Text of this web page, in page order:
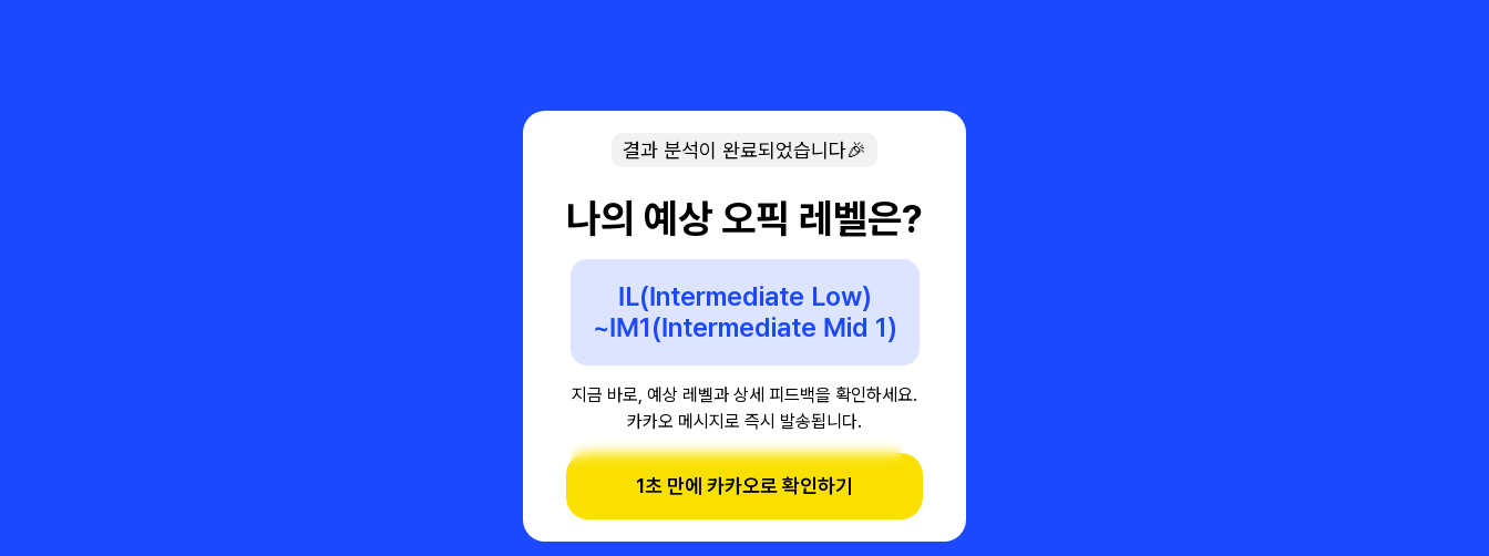
결과 분석이 완료되었습니다🎉
나의 예상 오픽 레벨은?
IL(Intermediate Low)
~IM1(Intermediate Mid 1)
지금 바로, 예상 레벨과 상세 피드백을 확인하세요.
카카오 메시지로 즉시 발송됩니다.
1초 만에 카카오로 확인하기